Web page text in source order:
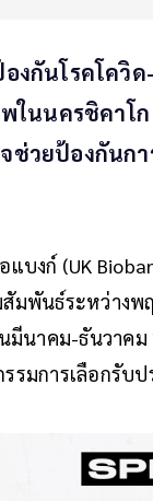
กันโรคโควิ
ในนครชิคาโ
วยป้องกันกา
บงก์ (UK
มพันธ์ระหว่าง
มีนาคม-ธันวาค
รมการเลือกรับ